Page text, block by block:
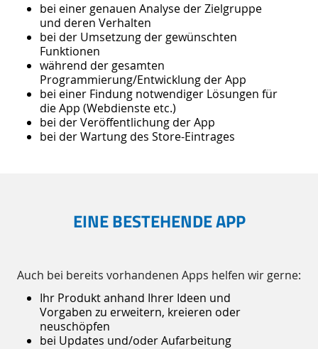
bei einer genauen Analyse der Zielgruppe
und deren Verhalten
bei der Umsetzung der gewünschten
Funktionen
während der gesamten
Programmierung/Entwicklung der App
bei einer Findung notwendiger Lösungen für
die App (Webdienste etc.)
bei der Veröffentlichung der App
bei der Wartung des Store-Eintrages
EINE BESTEHENDE APP
Auch bei bereits vorhandenen Apps helfen wir gerne:
Ihr Produkt anhand Ihrer Ideen und
Vorgaben zu erweitern, kreieren oder
neuschöpfen
bei Updates und/oder Aufarbeitung